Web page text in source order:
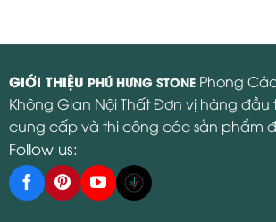
GIỚI THIỆU PHÚ HƯNG STONE Phong
Không Gian Nội Thất Đơn vị hàng đầu
cung cấp và thi công các sản phẩm
Follow us: